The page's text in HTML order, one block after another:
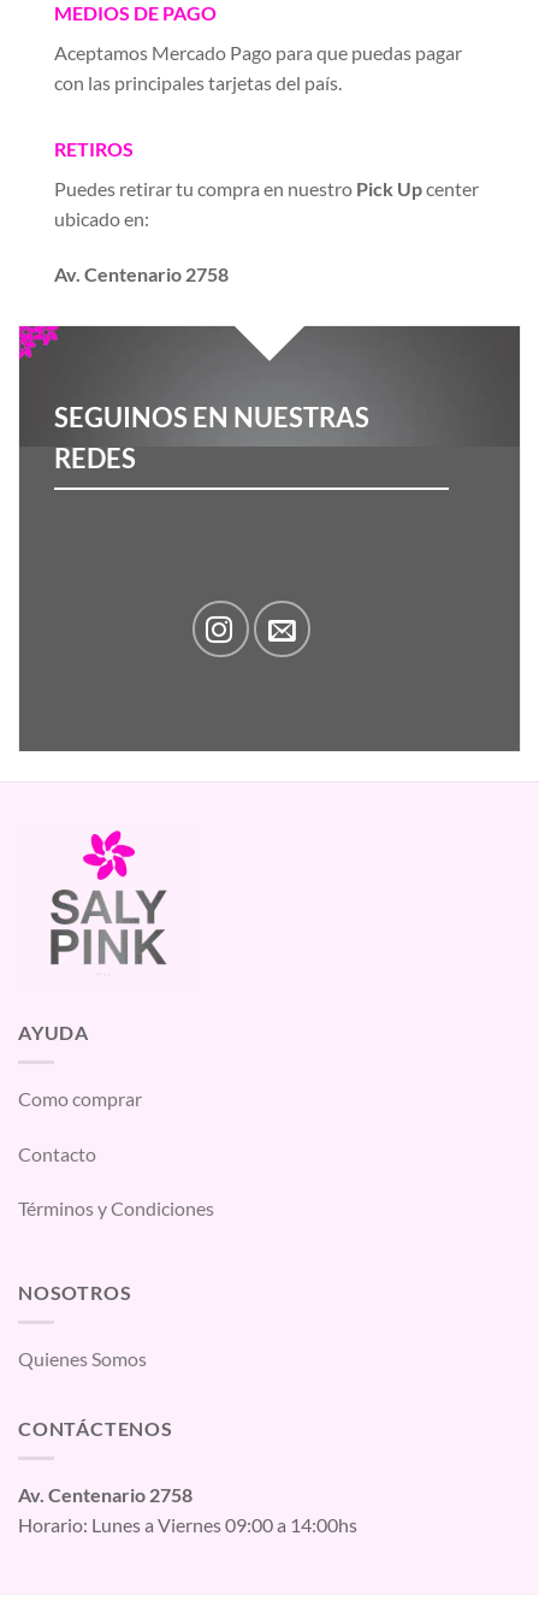
MEDIOS DE PAGO
Aceptamos Mercado Pago para que puedas pagar
con las principales tarjetas del país.
RETIROS
Puedes retirar tu compra en nuestro Pick Upcenter
ubicado en:
Av. Centenario 2758
SEGUINOS EN NUESTRAS
REDES
AYUDA
Como comprar
Contacto
Términos y Condiciones
NOSOTROS
Quienes Somos
CONTÁCTENOS
Av. Centenario 2758
Horario: Lunes a Viernes 09:00 a 14:00hs